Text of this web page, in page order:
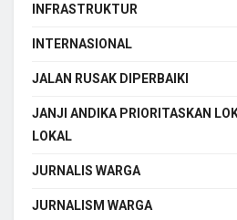
INFRASTRUKTUR
INTERNASIONAL
JALAN RUSAK DIPERBAIKI
JANJI ANDIKA PRIORITASKAN
LOKAL
JURNALIS WARGA
JURNALISM WARGA